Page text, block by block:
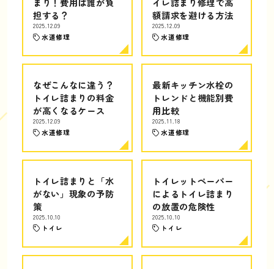
担する？
2025.12.09
水道修理
額請求を避ける方法
2025.12.09
水道修理
なぜこんなに違う？
トイレ詰まりの料金
が高くなるケース
2025.12.09
水道修理
最新キッチン水栓の
トレンドと機能別費
用比較
2025.11.18
水道修理
トイレ詰まりと「水
がない」現象の予防
策
2025.10.10
トイレ
トイレットペーパー
によるトイレ詰まり
の放置の危険性
2025.10.10
トイレ